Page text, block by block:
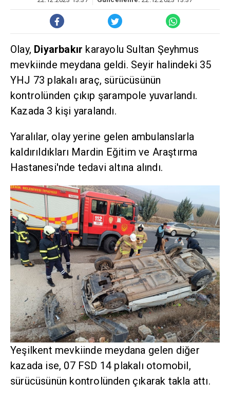
Olay, Diyarbakır karayolu Sultan Şeyhmus
mevkiinde meydana geldi. Seyir halindeki 35
YHJ 73 plakalı araç, sürücüsünün
kontrolünden çıkıp şarampole yuvarlandı.
Kazada 3 kişi yaralandı.
Yaralılar, olay yerine gelen ambulanslarla
kaldırıldıkları Mardin Eğitim ve Araştırma
Hastanesi'nde tedavi altına alındı.
Yeşilkent mevkiinde meydana gelen diğer
kazada ise, 07 FSD 14 plakalı otomobil,
sürücüsünün kontrolünden çıkarak takla attı.